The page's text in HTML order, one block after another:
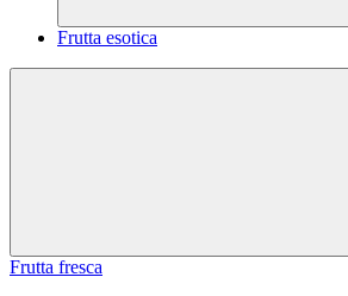
Frutta esotica
Frutta fresca